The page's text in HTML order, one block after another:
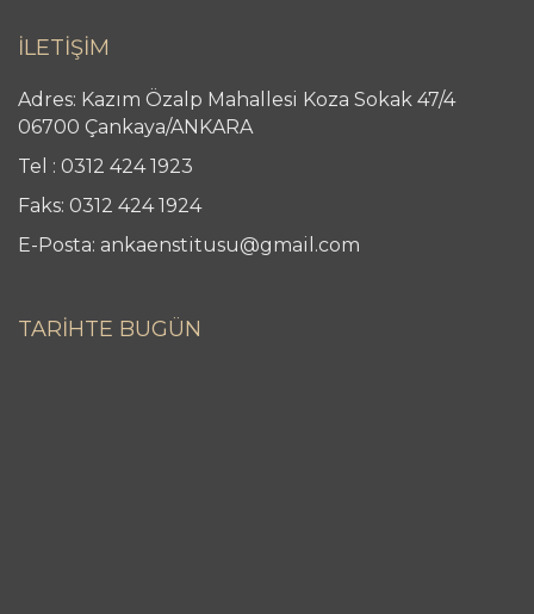
İLETİŞİM
Adres: Kazım Özalp Mahallesi Koza Sokak 47/4
06700 Çankaya/ANKARA
Tel : 0312 424 1923
Faks: 0312 424 1924
E-Posta: ankaenstitusu@gmail.com
TARİHTE BUGÜN